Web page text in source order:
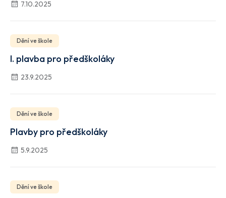
7.10.2025
Dění ve škole
I. plavba pro předškoláky
23.9.2025
Dění ve škole
Plavby pro předškoláky
5.9.2025
Dění ve škole